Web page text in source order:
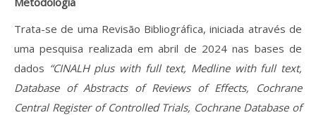
Trata-se de uma Revisão Bibliográfica, iniciada através de
uma pesquisa realizada em abril de 2024 nas bases de
dados “CINALH plus with full text, Medline with full text,
Database of Abstracts of Reviews of Effects, Cochrane
Central Register of Controlled Trials, Cochrane Database of